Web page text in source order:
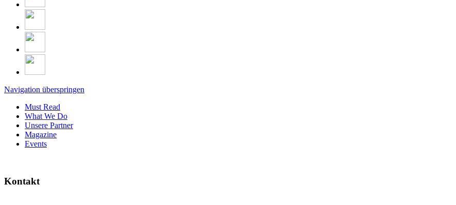
Navigation überspringen
Must Read
What We Do
Unsere Partner
Magazine
Events
Kontakt